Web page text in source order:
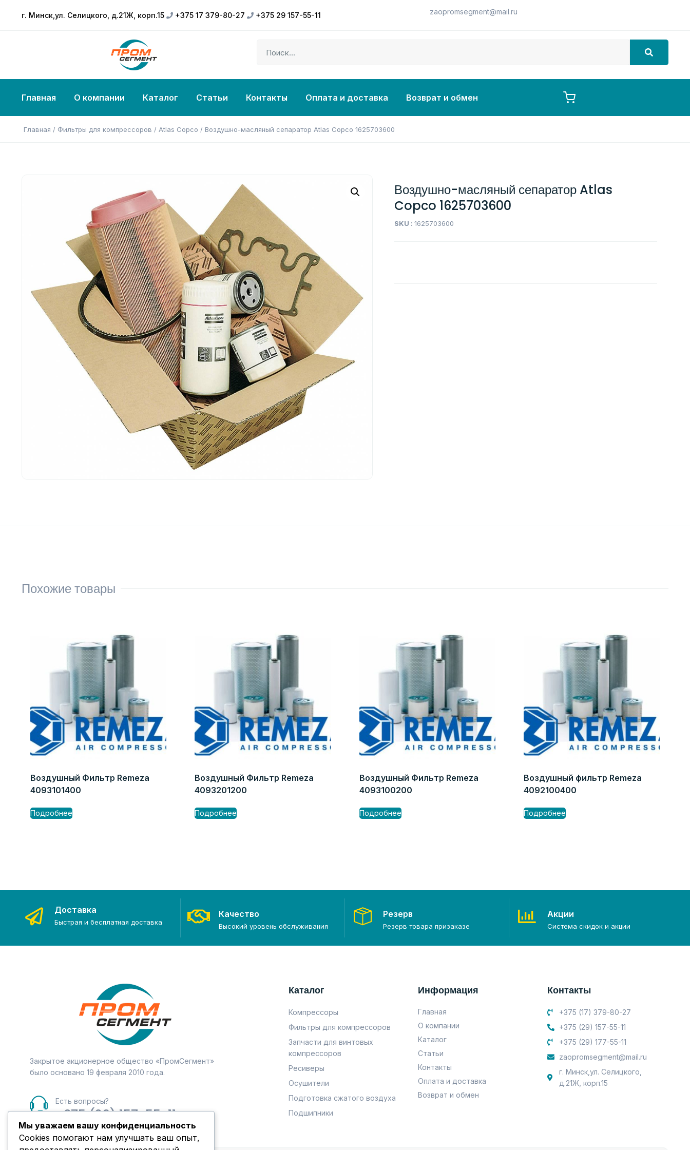
г. Минск,ул. Селицкого, д.21Ж, корп.15 +375 17 379-80-27 +375 29 157-55-11 zaopromsegment@mail.ru
Главная О компании Каталог Статьи Контакты Оплата и доставка Возврат и обмен
Главная / Фильтры для компрессоров / Atlas Copco / Воздушно-масляный сепаратор Atlas Copco 1625703600
Воздушно-масляный сепаратор Atlas
Copco 1625703600
SKU : 1625703600
Похожие товары
Воздушный Фильтр Remeza
4093101400
Подробнее
Воздушный Фильтр Remeza
4093201200
Подробнее
Воздушный Фильтр Remeza
4093100200
Подробнее
Воздушный фильтр Remeza
4092100400
Подробнее
Доставка
Быстрая и бесплатная доставка
Качество
Высокий уровень обслуживания
Резерв
Резерв товара призаказе
Акции
Система скидок и акции
Закрытое акционерное общество «ПромСегмент»
было основано 19 февраля 2010 года.
Есть вопросы?
+375 (29) 157-55-11
Каталог
Компрессоры
Фильтры для компрессоров
Запчасти для винтовых
компрессоров
Ресиверы
Осушители
Подготовка сжатого воздуха
Подшипники
Информация
Главная
О компании
Каталог
Статьи
Контакты
Оплата и доставка
Возврат и обмен
Контакты
+375 (17) 379-80-27
+375 (29) 157-55-11
+375 (29) 177-55-11
zaopromsegment@mail.ru
г. Минск,ул. Селицкого,
д.21Ж, корп.15
Мы уважаем вашу конфиденциальность
Cookies помогают нам улучшать ваш опыт,